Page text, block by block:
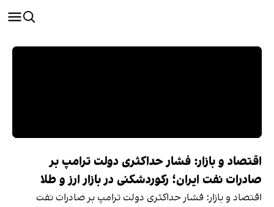
اقتصاد و بازار: فشار حداکثری دولت ترامپ بر
صادرات نفت ایران؛ رکوردشکنی در بازار ارز و طلا
اقتصاد و بازار: فشار حداکثری دولت ترامپ بر صادرات نفت